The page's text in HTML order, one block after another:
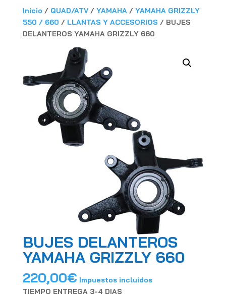
Inicio / QUAD/ATV/ YAMAHA/ YAMAHA GRIZZLY
550 / 660 / LLANTAS Y ACCESORIOS / BUJES
DELANTEROS YAMAHA GRIZZLY 660
BUJES DELANTEROS
YAMAHA GRIZZLY 660
220,00€ Impuestos incluidos
TIEMPO ENTREGA 3-4 DIAS